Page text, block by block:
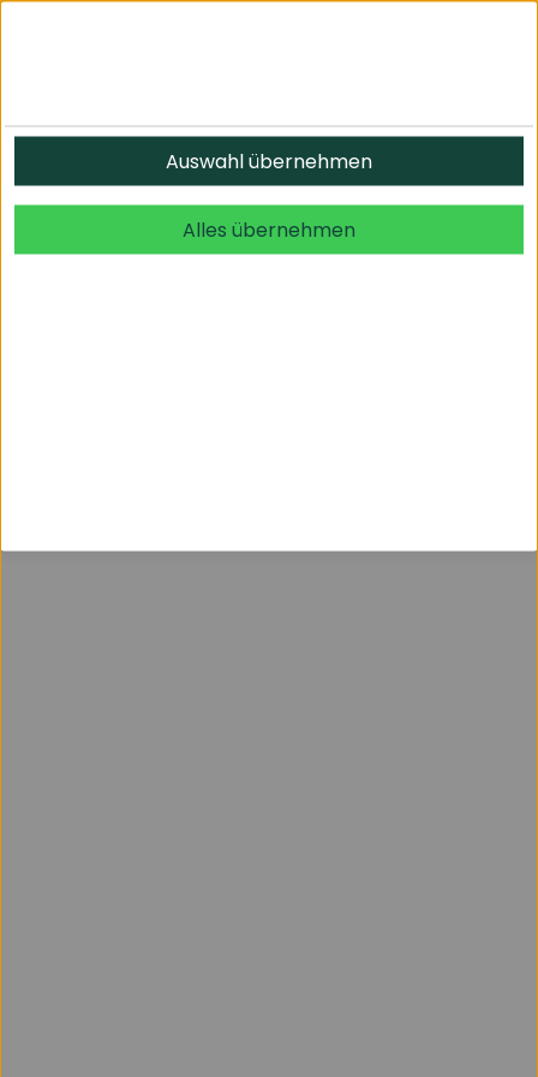
© 2026 undefined. alle Rechte vorbehalten.
Auswahl übernehmen
Alles übernehmen